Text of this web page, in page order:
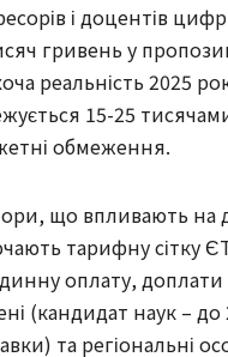
і доцентів
гривень у
реальність 2025
15-25
обмеження.
що впливають на
тарифну сітку
оплату, доплати
(кандидат наук – до
та регіональні